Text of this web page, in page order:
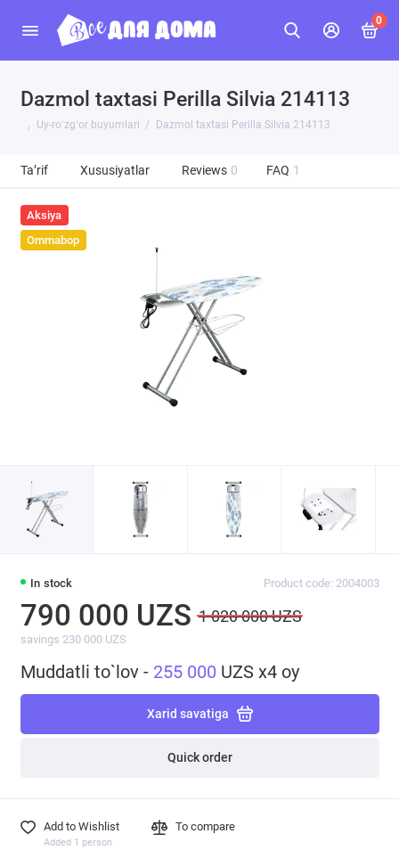
0
Dazmol taxtasi Perilla Silvia 214113
Uy-roʻzgʻor buyumlari Dazmol taxtasi Perilla Silvia 214113
Ta’rif Xususiyatlar Reviews 0 FAQ 1
Aksiya
Ommabop
In stock Product code: 2004003
790 000 UZS 1 020 000 UZS
savings 230 000 UZS
Muddatli to`lov - 255 000 UZS x4 oy
Xarid savatiga
Quick order
Add to Wishlist
Added 1 person
To compare